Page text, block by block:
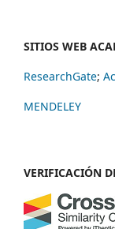
SITIOS WEB
ResearchGate;
MENDELEY
VERIFICACIÓN